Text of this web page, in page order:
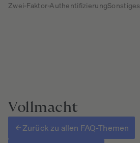
Zwei-Faktor-AuthentifizierungSonstiges
Vollmacht
Zurück zu allen FAQ-Themen